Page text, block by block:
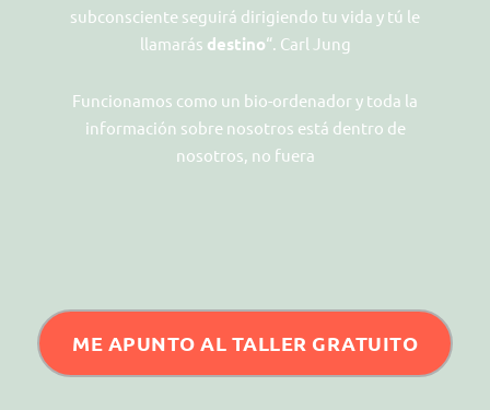
subconsciente seguirá dirigiendo tu vida y tú le
llamarás destino“. Carl Jung
Funcionamos como un bio-ordenador y toda la
información sobre nosotros está dentro de
nosotros, no fuera
ME APUNTO AL TALLER GRATUITO